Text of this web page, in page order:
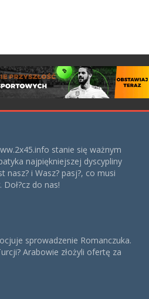
stanie się ważnym
najpiękniejszej dyscypliny
nasz? i Wasz? pasj?, co musi
do nas!
sprowadzenie Romanczuka.
Arabowie złożyli ofertę za